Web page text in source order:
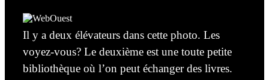
Il y a deux élévateurs dans cette photo. Les
voyez-vous? Le deuxième est une toute petite
bibliothèque où l’on peut échanger des livres.